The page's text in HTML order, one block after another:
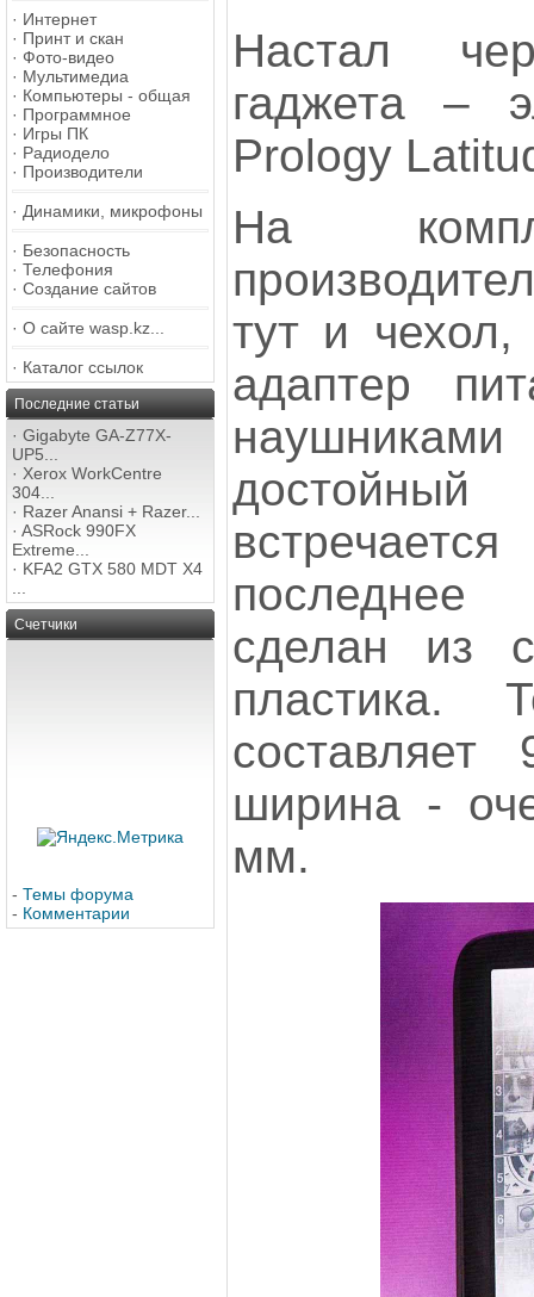
· Интернет
· Принт и скан
· Фото-видео
· Мультимедиа
· Компьютеры - общая
· Программное
· Игры ПК
· Радиодело
· Производители
· Динамики, микрофоны
· Безопасность
· Телефония
· Создание сайтов
· О сайте wasp.kz...
· Каталог ссылок
Последние статьи
· Gigabyte GA-Z77X-
UP5...
· Xerox WorkCentre
304...
· Razer Anansi + Razer...
· ASRock 990FX
Extreme...
· KFA2 GTX 580 MDT X4
Счетчики
- Темы форума
- Комментарии
Настал
гаджета –
Prology
На
тут и
адаптер
достойный
сделан из
пластика.
ширина -
мм.